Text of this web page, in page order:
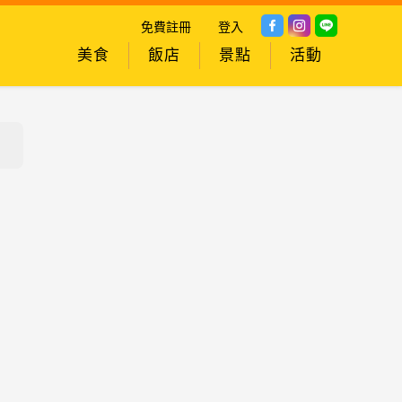
免費註冊 登入
美食 飯店 景點 活動